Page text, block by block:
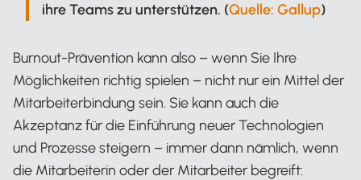
ihre Teams zu unterstützen. (Quelle: Gallup)
Burnout-Prävention kann also – wenn Sie Ihre
Möglichkeiten richtig spielen – nicht nur ein Mittel der
Mitarbeiterbindung sein. Sie kann auch die
Akzeptanz für die Einführung neuer Technologien
und Prozesse steigern – immer dann nämlich, wenn
die Mitarbeiterin oder der Mitarbeiter begreift: